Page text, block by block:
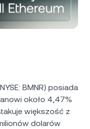
0,02%
2,09%
1,44%
BMNR) posiada
około 4,47%
większość z
dolarów